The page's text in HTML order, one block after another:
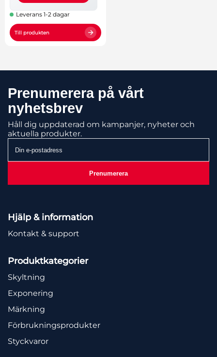
Leverans 1-2 dagar
Till produkten
Prenumerera på vårt
nyhetsbrev
Håll dig uppdaterad om kampanjer, nyheter och
aktuella produkter.
postadress
Prenumerera
Hjälp & information
Kontakt & support
Produktkategorier
Skyltning
Exponering
Märkning
Förbrukningsprodukter
Styckvaror